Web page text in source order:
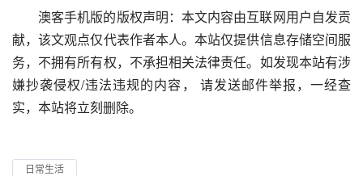
澳客手机版的版权声明：本文内容由互联网用户自发贡
献，该文观点仅代表作者本人。本站仅提供信息存储空间服
务，不拥有所有权，不承担相关法律责任。如发现本站有涉
嫌抄袭侵权/违法违规的内容， 请发送邮件举报，一经查
实，本站将立刻删除。
日常生活